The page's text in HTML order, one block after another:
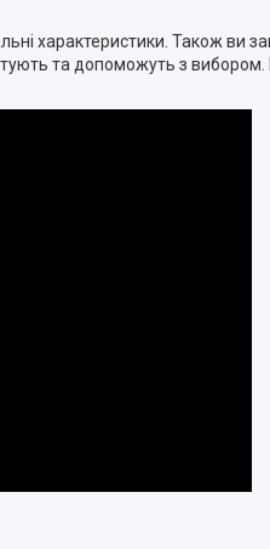
характеристики. Також
та допоможуть з